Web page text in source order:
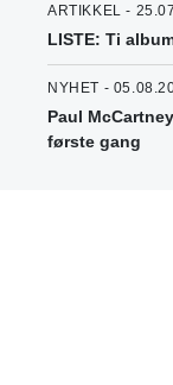
ARTIKKEL -
LISTE: Ti
NYHET -
Paul
første gang